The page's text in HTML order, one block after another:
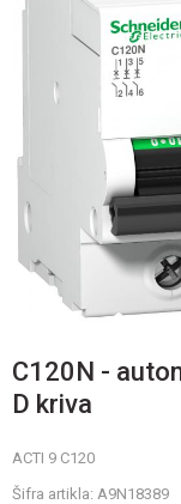
C120N -
D kriva
ACTI 9 C120
Šifra artikla: A9N18389